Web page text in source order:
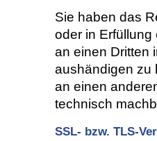
Sie haben das
oder in Erfüllung
an einen Dritten
aushändigen zu
an einen
technisch
SSL- bzw. TLS-